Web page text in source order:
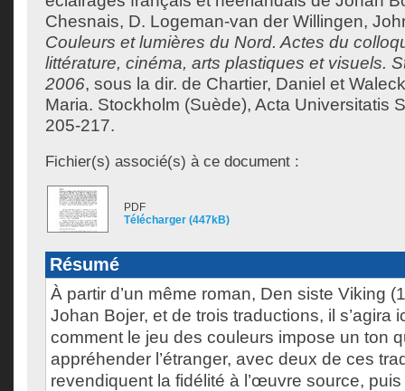
Chesnais, D. Logeman-van der Willingen,
Couleurs et lumières du Nord. Actes du
littérature, cinéma, arts plastiques et visuels.
2006, sous la dir. de Chartier, Daniel et
Maria. Stockholm (Suède), Acta Universitatis
205-217.
Fichier(s) associé(s) à ce document :
PDF
Télécharger (447kB)
Résumé
À partir d’un même roman, Den siste Viking
Johan Bojer, et de trois traductions, il s’agira
comment le jeu des couleurs impose un ton
appréhender l’étranger, avec deux de ces
revendiquent la fidélité à l’œuvre source,